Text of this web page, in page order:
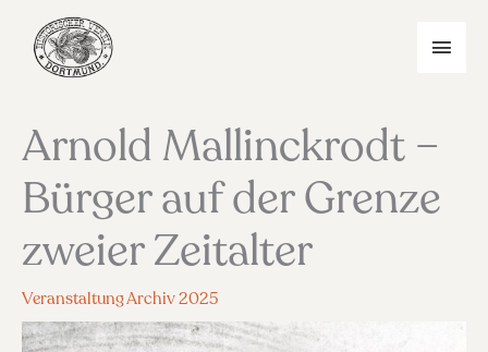
Inhalt
springen
Arnold Mallinckrodt –
Bürger auf der Grenze
zweier Zeitalter
Veranstaltung Archiv 2025